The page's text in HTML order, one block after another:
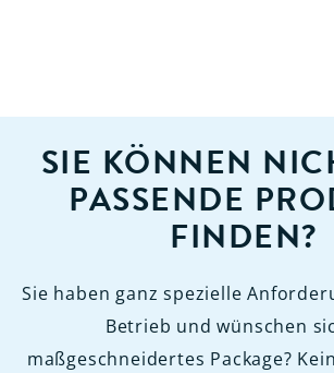
SIE KÖNNEN
PASSENDE
FINDEN?
Sie haben ganz spezielle
Betrieb und wünschen
maßgeschneidertes Package?